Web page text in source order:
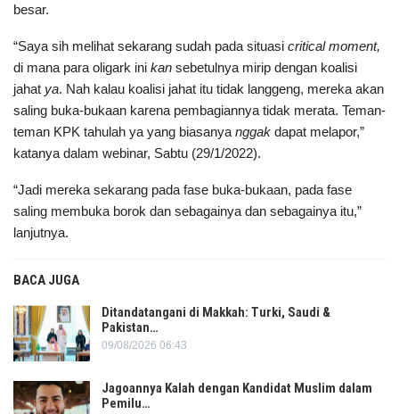
besar.
“Saya sih melihat sekarang sudah pada situasi critical moment,
di mana para oligark ini kan sebetulnya mirip dengan koalisi
jahat ya. Nah kalau koalisi jahat itu tidak langgeng, mereka akan
saling buka-bukaan karena pembagiannya tidak merata. Teman-
teman KPK tahulah ya yang biasanya nggak dapat melapor,”
katanya dalam webinar, Sabtu (29/1/2022).
“Jadi mereka sekarang pada fase buka-bukaan, pada fase
saling membuka borok dan sebagainya dan sebagainya itu,”
lanjutnya.
BACA JUGA
Ditandatangani di Makkah: Turki, Saudi &
Pakistan…
09/08/2026 06:43
Jagoannya Kalah dengan Kandidat Muslim dalam
Pemilu…